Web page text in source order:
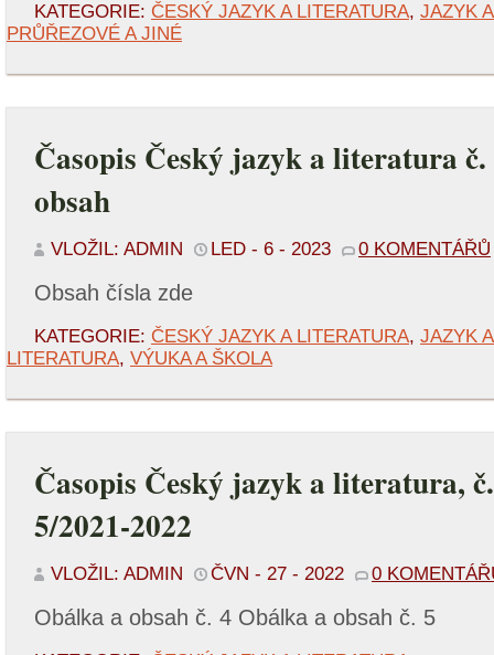
KATEGORIE: ČESKÝ JAZYK A LITERATURA, JAZYK
PRŮŘEZOVÉ A JINÉ
Časopis Český jazyk a literatura č.
obsah
VLOŽIL: ADMIN LED - 6 - 2023 0 KOMENTÁŘŮ
Obsah čísla zde
KATEGORIE: ČESKÝ JAZYK A LITERATURA, JAZYK
LITERATURA, VÝUKA A ŠKOLA
Časopis Český jazyk a literatura,
5/2021-2022
VLOŽIL: ADMIN ČVN - 27 - 2022 0
Obálka a obsah č. 4 Obálka a obsah č. 5